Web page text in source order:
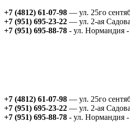
+7 (4812) 61-07-98 — ул. 25го
+7 (951) 695-23-22 — ул. 2-ая
+7 (951) 695-88-78 - ул. Нормандия
+7 (4812) 61-07-98 — ул. 25го
+7 (951) 695-23-22 — ул. 2-ая
+7 (951) 695-88-78 - ул. Нормандия